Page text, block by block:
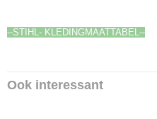
--STIHL- KLEDINGMAATTABEL--
Ook interessant